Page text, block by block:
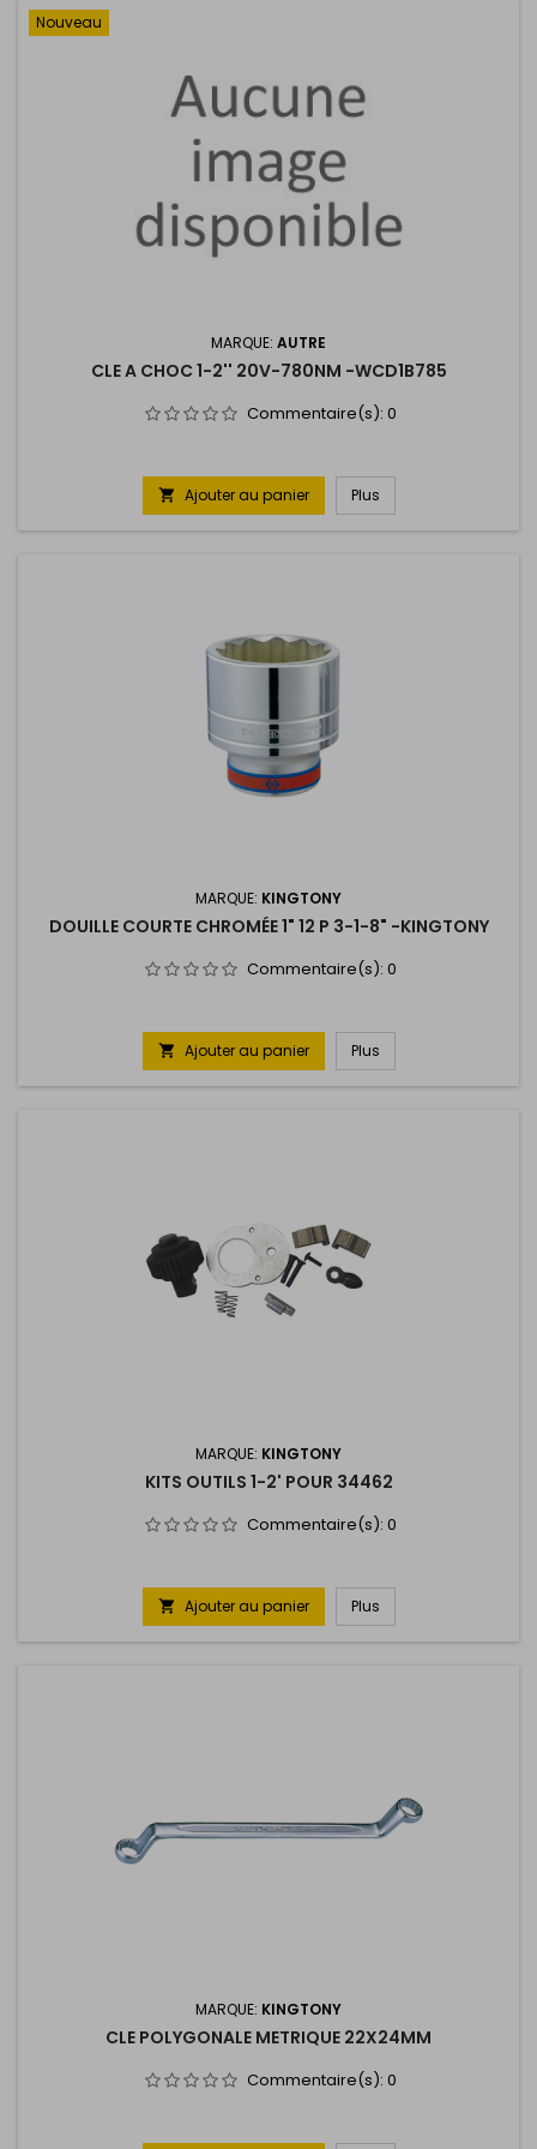
Nouveau
MARQUE: AUTRE
CLE A CHOC 1-2'' 20V-780NM -WCD1B785
Commentaire(s): 0
 Ajouter au panier Plus
MARQUE: KINGTONY
DOUILLE COURTE CHROMÉE 1" 12 P 3-1-8" -KINGTONY
Commentaire(s): 0
 Ajouter au panier Plus
MARQUE: KINGTONY
KITS OUTILS 1-2' POUR 34462
Commentaire(s): 0
 Ajouter au panier Plus
MARQUE: KINGTONY
CLE POLYGONALE METRIQUE 22X24MM
Commentaire(s): 0